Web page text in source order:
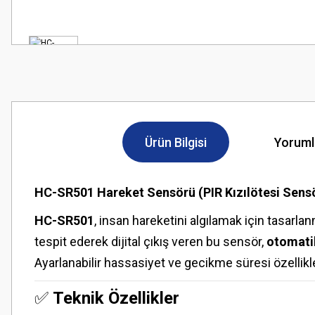
Ürün Bilgisi
HC-SR501 Hareket Sensörü (PIR Kızılötesi
HC-SR501, insan hareketini algılamak için
tespit ederek dijital çıkış veren bu sensör,
Ayarlanabilir hassasiyet ve gecikme süresi
✅ Teknik Özellikler